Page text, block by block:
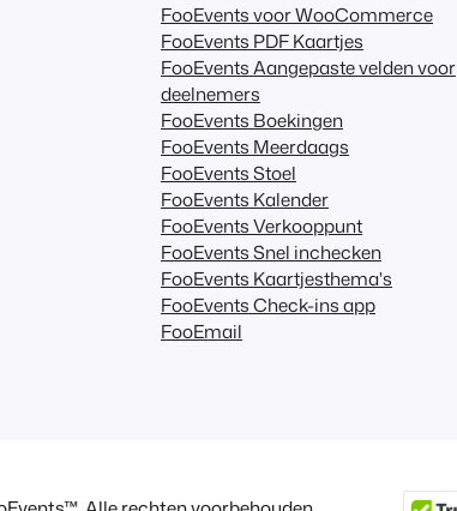
FooEvents voor WooCommerce
FooEvents PDF Kaartjes
FooEvents Aangepaste velden voor
deelnemers
FooEvents Boekingen
FooEvents Meerdaags
FooEvents Stoel
FooEvents Kalender
FooEvents Verkooppunt
FooEvents Snel inchecken
FooEvents Kaartjesthema's
FooEvents Check-ins app
FooEmail